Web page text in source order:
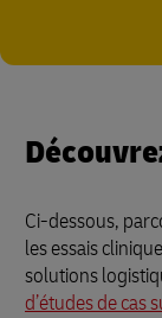
Ci-dessous,
les essais
solutions
d’études de cas